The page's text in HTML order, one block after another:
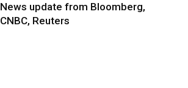
News update from Bloomberg,
CNBC, Reuters